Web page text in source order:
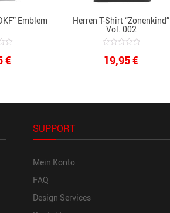
Emblem
€
Herren T-Shirt “Zonenkind”
Vol. 002
out
of
19,95€
SUPPORT
Mein Konto
FAQ
Design Services